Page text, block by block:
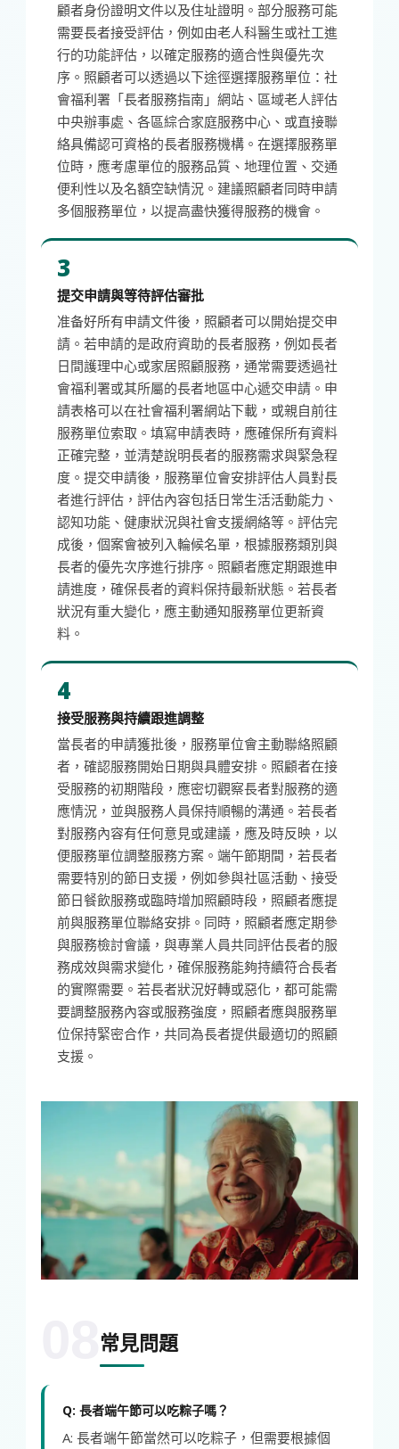
顧者身份證明文件以及住址證明。部分服務可能
需要長者接受評估，例如由老人科醫生或社工進
行的功能評估，以確定服務的適合性與優先次
序。照顧者可以透過以下途徑選擇服務單位：社
會福利署「長者服務指南」網站、區域老人評估
中央辦事處、各區綜合家庭服務中心、或直接聯
絡具備認可資格的長者服務機構。在選擇服務單
位時，應考慮單位的服務品質、地理位置、交通
便利性以及名額空缺情況。建議照顧者同時申請
多個服務單位，以提高盡快獲得服務的機會。
3
提交申請與等待評估審批
准备好所有申請文件後，照顧者可以開始提交申
請。若申請的是政府資助的長者服務，例如長者
日間護理中心或家居照顧服務，通常需要透過社
會福利署或其所屬的長者地區中心遞交申請。申
請表格可以在社會福利署網站下載，或親自前往
服務單位索取。填寫申請表時，應確保所有資料
正確完整，並清楚說明長者的服務需求與緊急程
度。提交申請後，服務單位會安排評估人員對長
者進行評估，評估內容包括日常生活活動能力、
認知功能、健康狀況與社會支援網絡等。評估完
成後，個案會被列入輪候名單，根據服務類別與
長者的優先次序進行排序。照顧者應定期跟進申
請進度，確保長者的資料保持最新狀態。若長者
狀況有重大變化，應主動通知服務單位更新資
料。
4
接受服務與持續跟進調整
當長者的申請獲批後，服務單位會主動聯絡照顧
者，確認服務開始日期與具體安排。照顧者在接
受服務的初期階段，應密切觀察長者對服務的適
應情況，並與服務人員保持順暢的溝通。若長者
對服務內容有任何意見或建議，應及時反映，以
便服務單位調整服務方案。端午節期間，若長者
需要特別的節日支援，例如參與社區活動、接受
節日餐飲服務或臨時增加照顧時段，照顧者應提
前與服務單位聯絡安排。同時，照顧者應定期參
與服務檢討會議，與專業人員共同評估長者的服
務成效與需求變化，確保服務能夠持續符合長者
的實際需要。若長者狀況好轉或惡化，都可能需
要調整服務內容或服務強度，照顧者應與服務單
位保持緊密合作，共同為長者提供最適切的照顧
支援。
常見問題
Q: 長者端午節可以吃粽子嗎？
A: 長者端午節當然可以吃粽子，但需要根據個